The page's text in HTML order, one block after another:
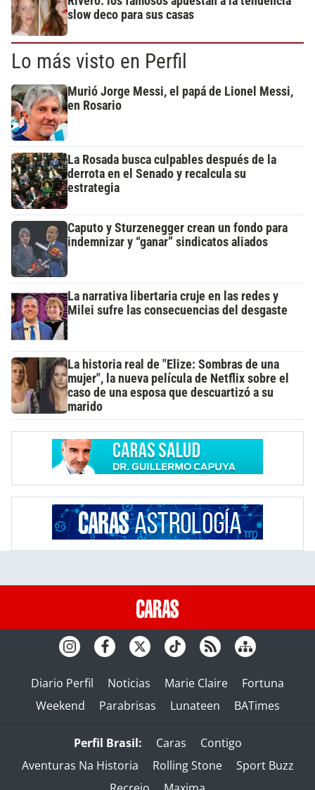
slow deco para sus casas
Lo más visto en Perfil
Murió Jorge Messi, el papá de Lionel Messi,
en Rosario
La Rosada busca culpables después de la
derrota en el Senado y recalcula su
estrategia
Caputo y Sturzenegger crean un fondo para
indemnizar y “ganar” sindicatos aliados
La narrativa libertaria cruje en las redes y
Milei sufre las consecuencias del desgaste
La historia real de "Elize: Sombras de una
mujer", la nueva película de Netflix sobre el
caso de una esposa que descuartizó a su
marido
Diario Perfil Noticias Marie Claire
Fortuna
Weekend
Parabrisas Lunateen BATimes
Perfil Brasil: Caras
Contigo
Aventuras Na Historia
Rolling Stone
Sport Buzz